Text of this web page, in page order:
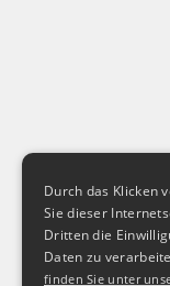
Durch das Klicken
Sie dieser
Dritten die
Daten zu
finden Sie unter